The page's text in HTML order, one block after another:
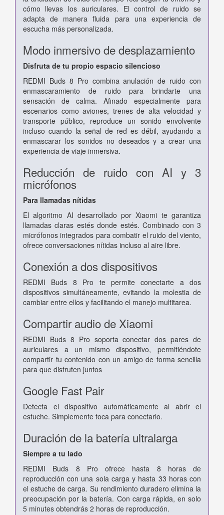
cómo llevas los auriculares. El control de ruido se
adapta de manera fluida para una experiencia de
escucha más personalizada.
Modo inmersivo de desplazamiento
Disfruta de tu propio espacio silencioso
REDMI Buds 8 Pro combina anulación de ruido con
enmascaramiento de ruido para brindarte una
sensación de calma. Afinado especialmente para
escenarios como aviones, trenes de alta velocidad y
transporte público, reproduce un sonido envolvente
incluso cuando la señal de red es débil, ayudando a
enmascarar los sonidos no deseados y a crear una
experiencia de viaje inmersiva.
Reducción de ruido con AI y 3
micrófonos
Para llamadas nítidas
El algoritmo AI desarrollado por Xiaomi te garantiza
llamadas claras estés donde estés. Combinado con 3
micrófonos integrados para combatir el ruido del viento,
ofrece conversaciones nítidas incluso al aire libre.
Conexión a dos dispositivos
REDMI Buds 8 Pro te permite conectarte a dos
dispositivos simultáneamente, evitando la molestia de
cambiar entre ellos y facilitando el manejo multitarea.
Compartir audio de Xiaomi
REDMI Buds 8 Pro soporta conectar dos pares de
auriculares a un mismo dispositivo, permitiéndote
compartir tu contenido con un amigo de forma sencilla
para que disfruten juntos
Google Fast Pair
Detecta el dispositivo automáticamente al abrir el
estuche. Simplemente toca para conectarlo.
Duración de la batería ultralarga
Siempre a tu lado
REDMI Buds 8 Pro ofrece hasta 8 horas de
reproducción con una sola carga y hasta 33 horas con
el estuche de carga. Su rendimiento duradero elimina la
preocupación por la batería. Con carga rápida, en solo
5 minutes obtendrás 2 horas de reproducción.